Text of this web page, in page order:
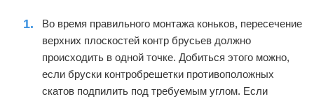
Во время правильного монтажа коньков, пересечение
верхних плоскостей контр брусьев должно
происходить в одной точке. Добиться этого можно,
если бруски контробрешетки противоположных
скатов подпилить под требуемым углом. Если